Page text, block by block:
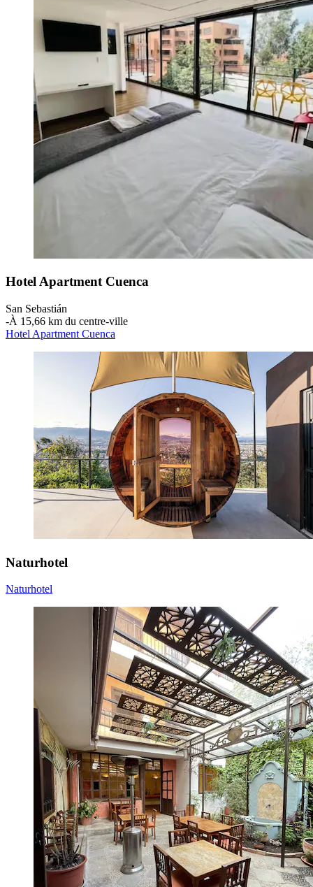
Hotel Apartment Cuenca
San Sebastián
‐À 15,66 km du centre-ville
Hotel Apartment Cuenca
Naturhotel
Naturhotel